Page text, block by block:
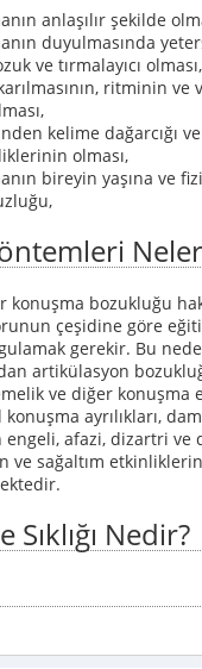
anlaşılır şekilde
duyulmasında
ve tırmalayıcı olması,
ritminin ve
kelime dağarcığı
olması,
bireyin yaşına ve
bozukluğu
çeşidine göre
gerekir. Bu
artikülasyon
ve diğer konuşma
ayrılıkları,
engeli, afazi, dizartri
sağaltım etkinliklerin
Nedir?